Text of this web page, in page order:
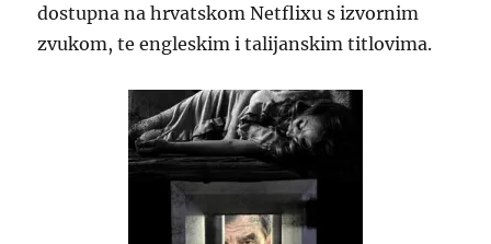
dostupna na hrvatskom Netflixu s izvornim
zvukom, te engleskim i talijanskim titlovima.